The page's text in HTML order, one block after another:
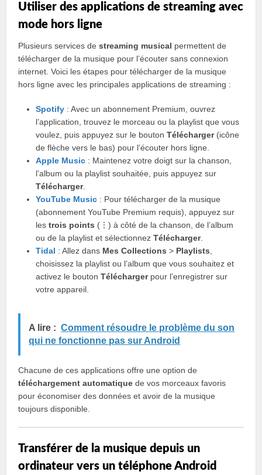
Utiliser des applications de streaming avec
mode hors ligne
Plusieurs services destreaming musical permettent de
télécharger de la musique pour l’écouter sans connexion
internet. Voici les étapes pour télécharger de la musique
hors ligne avec les principales applications de streaming :
Spotify : Avec un abonnement Premium, ouvrez
l’application, trouvez le morceau ou la playlist que vous
voulez, puis appuyez sur le boutonTélécharger(icône
de flèche vers le bas) pour l’écouter hors ligne.
Apple Music : Maintenez votre doigt sur la chanson,
l’album ou la playlist souhaitée, puis appuyez sur
Télécharger.
YouTube Music : Pour télécharger de la musique
(abonnement YouTube Premium requis), appuyez sur
lestrois points (⋮) à côté de la chanson, de l’album
ou de la playlist et sélectionnezTélécharger.
Tidal : Allez dans Mes Collections > Playlists
choisissez la playlist ou l’album que vous souhaitez et
activez le boutonTéléchargerpour l’enregistrer sur
votre appareil.
A lire : Comment résoudre le problème du son
qui ne fonctionne pas sur Android
Chacune de ces applications offre une option de
téléchargement automatique de vos morceaux favoris
pour économiser des données et avoir de la musique
toujours disponible.
Transférer de la musique depuis un
ordinateur vers un téléphone Android